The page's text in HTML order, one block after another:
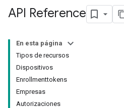
API Reference
En esta página
Tipos de recursos
Dispositivos
Enrollmenttokens
Empresas
Autorizaciones